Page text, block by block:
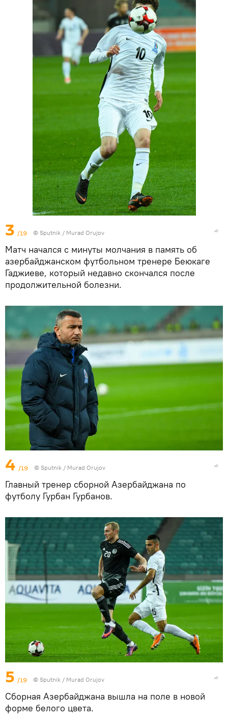
3 /19 © Sputnik / Murad Orujov
Матч начался с минуты молчания в память об
азербайджанском футбольном тренере Беюкаге
Гаджиеве, который недавно скончался после
продолжительной болезни.
4 /19 © Sputnik / Murad Orujov
Главный тренер сборной Азербайджана по
футболу Гурбан Гурбанов.
5 /19 © Sputnik / Murad Orujov
Сборная Азербайджана вышла на поле в новой
форме белого цвета.